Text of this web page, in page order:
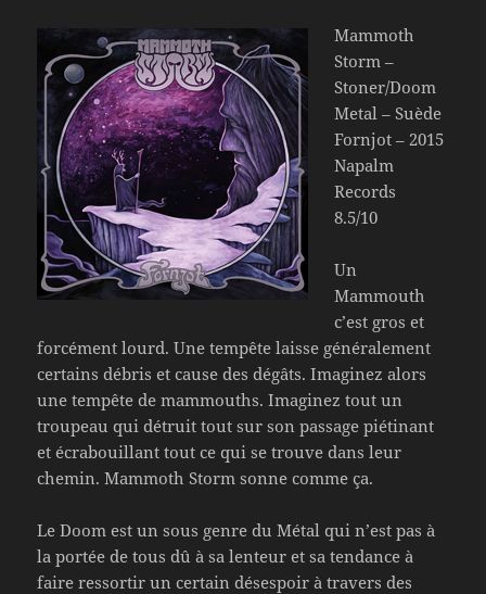
Mammoth
Storm –
Stoner/Doom
Metal – Suède
Fornjot – 2015
Napalm
Records
8.5/10
Un
Mammouth
c’est gros et
forcément lourd. Une tempête laisse généralement
certains débris et cause des dégâts. Imaginez alors
une tempête de mammouths. Imaginez tout un
troupeau qui détruit tout sur son passage piétinant
et écrabouillant tout ce qui se trouve dans leur
chemin. Mammoth Storm sonne comme ça.
Le Doom est un sous genre du Métal qui n’est pas à
la portée de tous dû à sa lenteur et sa tendance à
faire ressortir un certain désespoir à travers des